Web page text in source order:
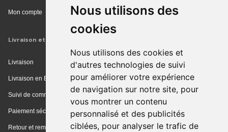
Nous utilisons des
cookies
Nous utilisons des cookies et
d'autres technologies de suivi
pour améliorer votre expérience
de navigation sur notre site, pour
vous montrer un contenu
personnalisé et des publicités
ciblées, pour analyser le trafic de
Mon compte
Livraison et achat
Livraison
Livraison en Europe
Suivi de commande
Paiement sécurisé
Retour et remboursement